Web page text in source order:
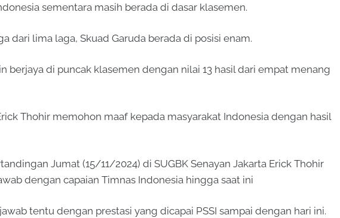
sementara masih berada di dasar klasemen.
dari lima laga, Skuad Garuda berada di posisi enam.
berjaya di puncak klasemen dengan nilai 13 hasil dari empat menang
Thohir memohon maaf kepada masyarakat Indonesia dengan hasil
Jumat (15/11/2024) di SUGBK Senayan Jakarta Erick Thohir
dengan capaian Timnas Indonesia hingga saat ini
tentu dengan prestasi yang dicapai PSSI sampai dengan hari ini.